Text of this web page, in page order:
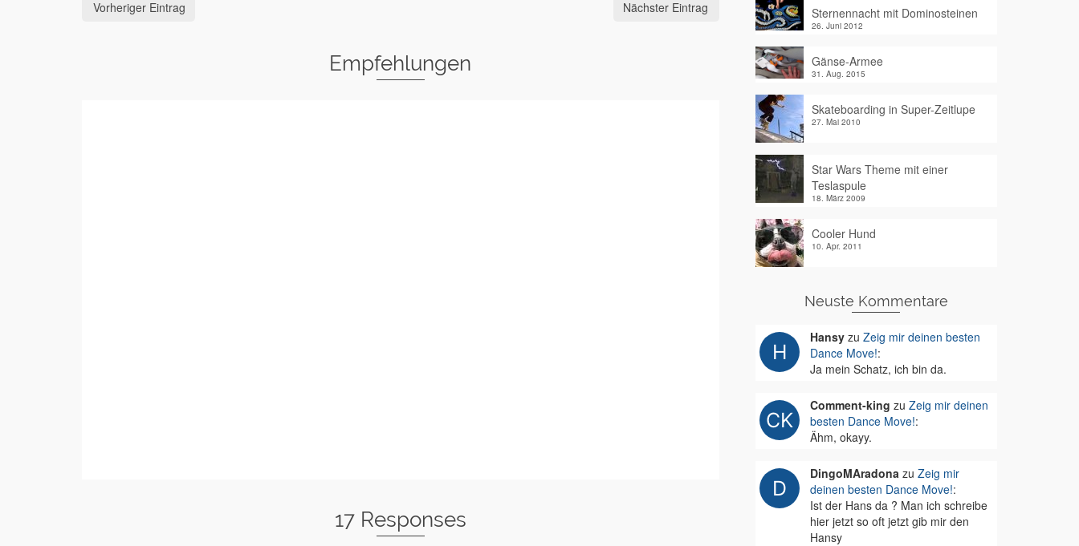
Vorheriger Eintrag Nächster Eintrag
Empfehlungen
17 Responses
Sternennacht mit Dominosteinen
26. Juni 2012
Gänse-Armee
31. Aug. 2015
Skateboarding in Super-Zeitlupe
27. Mai 2010
Star Wars Theme mit einer
Teslaspule
18. März 2009
Cooler Hund
10. Apr. 2011
Neuste Kommentare
Hansyzu Zeig mir deinen besten
Dance Move!:
Ja mein Schatz, ich bin da.
Comment-king zu Zeig mir deinen
besten Dance Move!:
Ähm, okayy.
DingoMAradonazu Zeig mir
deinen besten Dance Move!:
Ist der Hans da ? Man ich schreibe
hier jetzt so oft jetzt gib mir den
Hansy